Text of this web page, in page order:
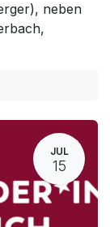
neben
JUL
15